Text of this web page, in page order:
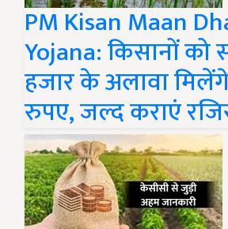
PM Kisan Maan
Yojana: किसानों को
हजार के अलावा
रुपए, जल्द कराएं